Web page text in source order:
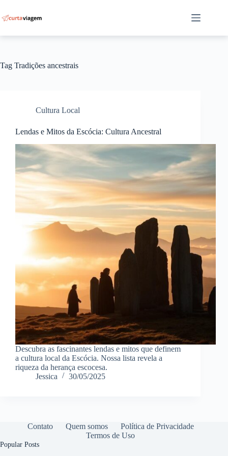
para
o
Tag Tradições ancestrais
Cultura Local
Lendas e Mitos da Escócia: Cultura Ancestral
Descubra as fascinantes lendas e mitos que definem
a cultura local da Escócia. Nossa lista revela a
riqueza da herança escocesa.
Jessica
30/05/2025
Contato Quem somos
Política de Privacidade
Termos de Uso
Popular Posts